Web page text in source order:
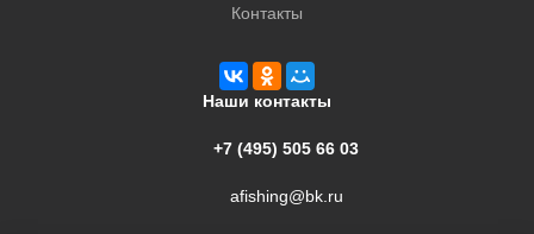
Контакты
Наши контакты
+7 (495) 505 66 03
afishing@bk.ru